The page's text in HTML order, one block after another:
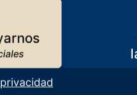
y denostar lo
para
a unos